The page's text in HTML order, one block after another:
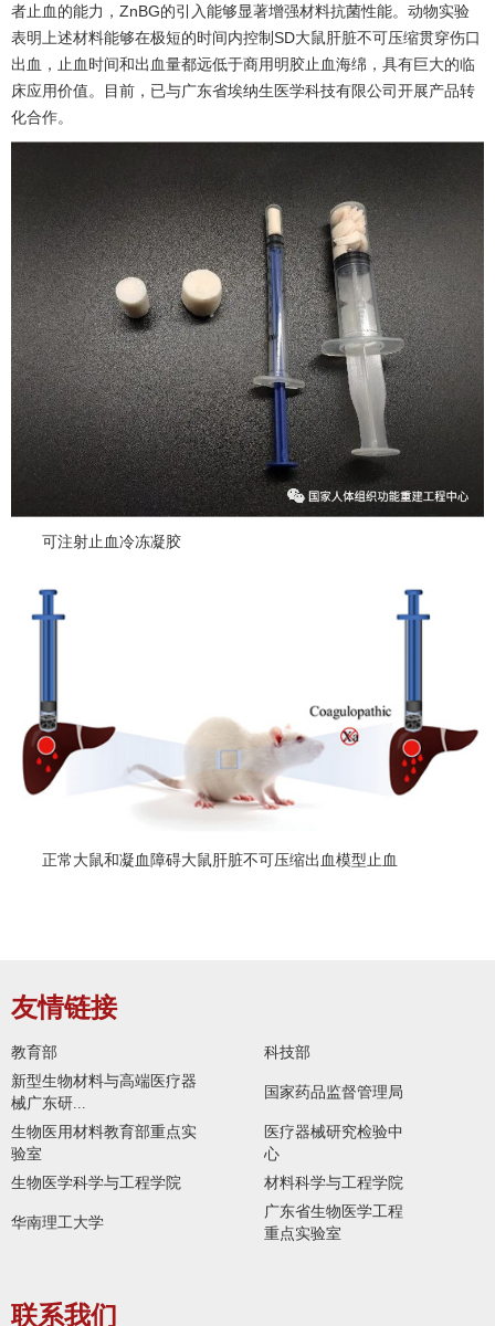
者止血的能力，ZnBG的引入能够显著增强材料抗菌性能。动物实验
表明上述材料能够在极短的时间内控制SD大鼠肝脏不可压缩贯穿伤口
出血，止血时间和出血量都远低于商用明胶止血海绵，具有巨大的临
床应用价值。目前，已与广东省埃纳生医学科技有限公司开展产品转
化合作。
可注射止血冷冻凝胶
正常大鼠和凝血障碍大鼠肝脏不可压缩出血模型止血
友情链接
教育部
科技部
新型生物材料与高端医疗器
械广东研...
国家药品监督管理局
生物医用材料教育部重点实
验室
医疗器械研究检验中
心
生物医学科学与工程学院
材料科学与工程学院
华南理工大学
广东省生物医学工程
重点实验室
联系我们